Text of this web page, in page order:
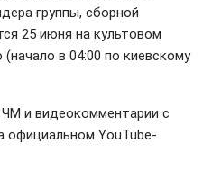
группы, сборной
25 июня на культовом
в 04:00 по киевскому
и видеокомментарии с
официальном YouTube-